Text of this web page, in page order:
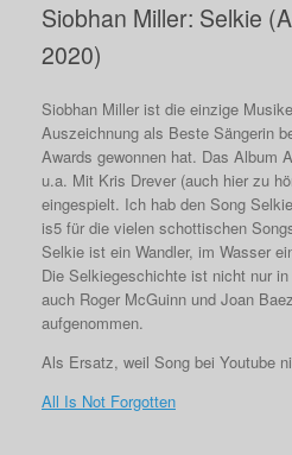
Siobhan Miller: Selkie
2020)
Siobhan Miller ist die einzige
Auszeichnung als Beste Sängerin
Awards gewonnen hat. Das Album
u.a. Mit Kris Drever (auch hier zu
eingespielt. Ich hab den Song
is5 für die vielen schottischen
Selkie ist ein Wandler, im Wasser
Die Selkiegeschichte ist nicht nur
auch Roger McGuinn und Joan
aufgenommen.
Als Ersatz, weil Song bei Youtube
All Is Not Forgotten